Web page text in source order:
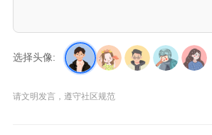
选择头像:
请文明发言，遵守社区规范